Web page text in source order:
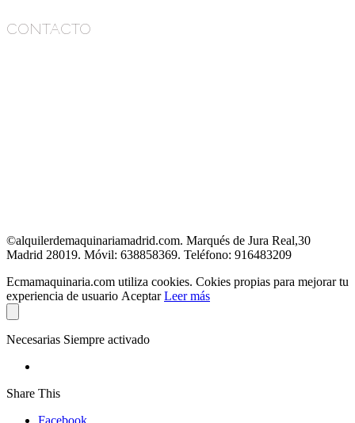
CONTACTO
©alquilerdemaquinariamadrid.com. Marqués de Jura Real,30
Madrid 28019. Móvil: 638858369. Teléfono: 916483209
Ecmamaquinaria.com utiliza cookies. Cokies propias para mejorar tu
experiencia de usuario Aceptar Leer más
Necesarias Siempre activado
Share This
Facebook